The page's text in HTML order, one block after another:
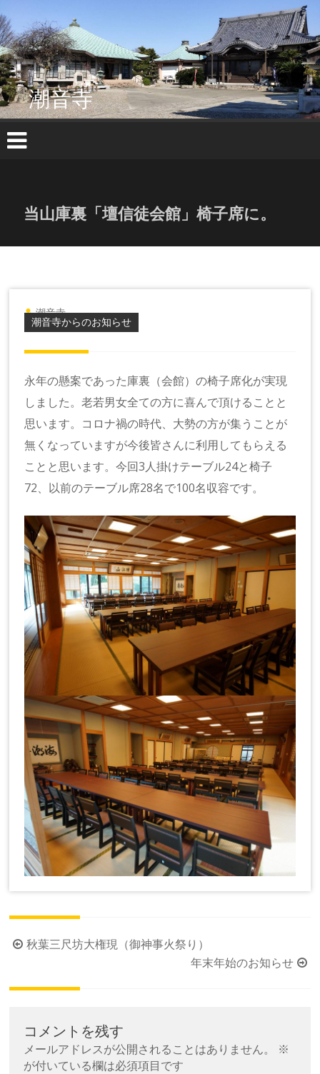
ン
テ
ン
ツ
へ
ス
キ
ッ
潮音寺
当山庫裏「壇信徒会館」椅子席に。
潮音寺からのお知らせ
潮音寺
永年の懸案であった庫裏（会館）の椅子席化が実現
しました。老若男女全ての方に喜んで頂けることと
思います。コロナ禍の時代、大勢の方が集うことが
無くなっていますが今後皆さんに利用してもらえる
ことと思います。今回3人掛けテーブル24と椅子
72、以前のテーブル席28名で100名収容です。
投
ナ
秋葉三尺坊大権現（御神事火祭り）
年末年始のお知らせ
コメントを残す
メールアドレスが公開されることはありません。
※
が付いている欄は必須項目です